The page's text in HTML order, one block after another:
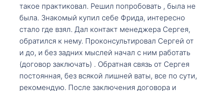
такое практиковал. Решил попробовать , была не
была. Знакомый купил себе Фрида, интересно
стало где взял. Дал контакт менеджера Сергея,
обратился к нему. Проконсультировал Сергей от
и до, и без задних мыслей начал с ним работать
(договор заключать) . Обратная связь от Сергея
постоянная, без всякой лишней ваты, все по сути,
рекомендую. После заключения договора и